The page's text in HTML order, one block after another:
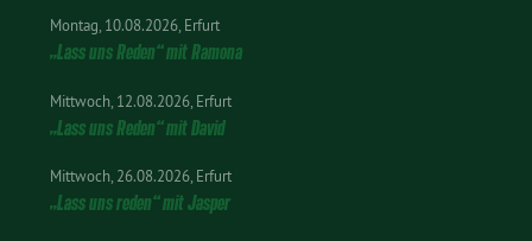
Montag 10.08.2026 Erfurt
„Lass uns Reden“ mit Ramona
Mittwoch 12.08.2026 Erfurt
„Lass uns Reden“ mit David
Mittwoch 26.08.2026 Erfurt
„Lass uns reden“ mit Jasper